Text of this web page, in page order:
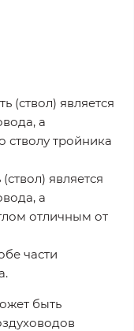
(ствол) является
а
стволу тройника
является
а
отличным от
части
быть